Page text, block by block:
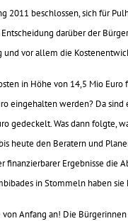
beschlossen, sich für
darüber der
vor allem die
in Höhe von 14,5 Mio
eingehalten werden? Da
gedeckelt. Was dann
heute den Beratern und
finanzierbarer Ergebnisse
in Stommeln haben
Anfang an! Die